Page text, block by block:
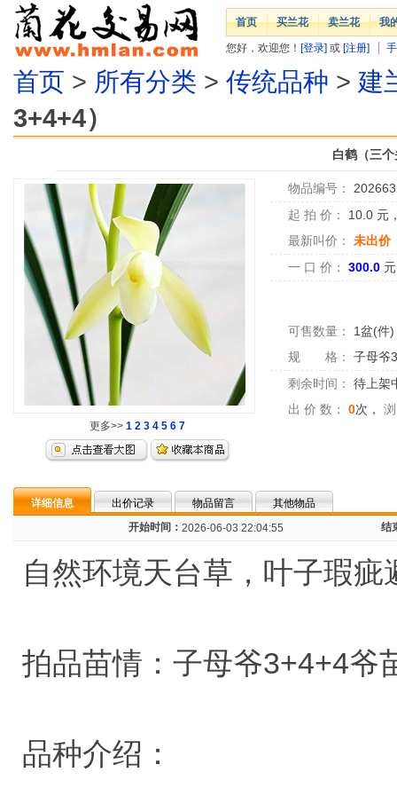
首页 买兰花 卖兰花 我
您好，欢迎您！ [登录] 或 [注册]
首页 > 所有分类 > 传统品种 > 建
3+4+4）
白鹤（三
更多>> 1 2 3 4 5 6 7
物品编号：
起 拍 价：
10.0 元
最新叫价：
未出价
一 口 价：
300.0 元
可售数量： 1盆(件)
规 格：
子母爷
剩余时间：
待上架
出 价 数：
0次，
详细信息 出价记录 物品留言
其他物品
开始时间： 2026-06-03 22:04:55 结
自然环境天台草，叶子瑕疵
拍品苗情：子母爷3+4+4爷
品种介绍：